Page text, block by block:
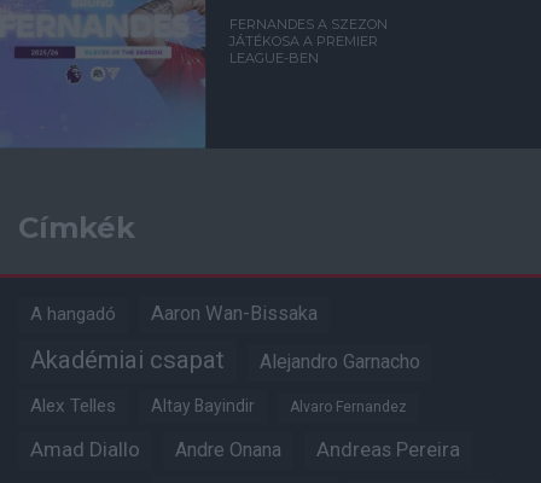
FERNANDES A SZEZON
JÁTÉKOSA A PREMIER
LEAGUE-BEN
Címkék
A hangadó Aaron Wan-Bissaka
Akadémiai csapat Alejandro Garnacho
Alex Telles Altay Bayindir Alvaro Fernandez
Amad Diallo Andre Onana Andreas Pereira